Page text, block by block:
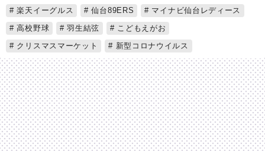
楽天イーグルス
仙台89ERS
マイナビ仙台レディース
高校野球
羽生結弦
こどもえがお
クリスマスマーケット
新型コロナウイルス